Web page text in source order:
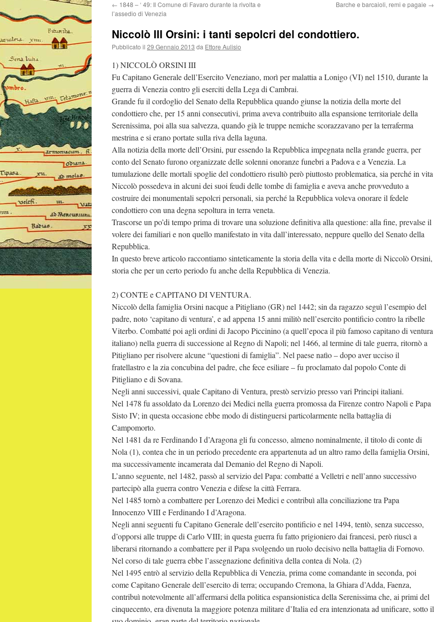
← 1848 – ‘ 49: Il Comune di Favaro durante la rivolta e
l’assedio di Venezia
Barche e barcaioli, remi e pagaie →
Niccolò III Orsini: i tanti sepolcri del condottiero.
Pubblicato il 29 Gennaio 2013 da Ettore Aulisio
1) NICCOLÒ ORSINI III
Fu Capitano Generale dell’Esercito Veneziano, morì per malattia a Lonigo (VI) nel 1510, durante la
guerra di Venezia contro gli eserciti della Lega di Cambrai.
Grande fu il cordoglio del Senato della Repubblica quando giunse la notizia della morte del
condottiero che, per 15 anni consecutivi, prima aveva contribuito alla espansione territoriale della
Serenissima, poi alla sua salvezza, quando già le truppe nemiche scorazzavano per la terraferma
mestrina e si erano portate sulla riva della laguna.
Alla notizia della morte dell’Orsini, pur essendo la Repubblica impegnata nella grande guerra, per
conto del Senato furono organizzate delle solenni onoranze funebri a Padova e a Venezia. La
tumulazione delle mortali spoglie del condottiero risultò però piuttosto problematica, sia perché in vita
Niccolò possedeva in alcuni dei suoi feudi delle tombe di famiglia e aveva anche provveduto a
costruire dei monumentali sepolcri personali, sia perché la Repubblica voleva onorare il fedele
condottiero con una degna sepoltura in terra veneta.
Trascorse un po’di tempo prima di trovare una soluzione definitiva alla questione: alla fine, prevalse il
volere dei familiari e non quello manifestato in vita dall’interessato, neppure quello del Senato della
Repubblica.
In questo breve articolo raccontiamo sinteticamente la storia della vita e della morte di Niccolò Orsini,
storia che per un certo periodo fu anche della Repubblica di Venezia.
2) CONTE e CAPITANO DI VENTURA.
Niccolò della famiglia Orsini nacque a Pitigliano (GR) nel 1442; sin da ragazzo seguì l’esempio del
padre, noto ‘capitano di ventura’, e ad appena 15 anni militò nell’esercito pontificio contro la ribelle
Viterbo. Combatté poi agli ordini di Jacopo Piccinino (a quell’epoca il più famoso capitano di ventura
italiano) nella guerra di successione al Regno di Napoli; nel 1466, al termine di tale guerra, ritornò a
Pitigliano per risolvere alcune “questioni di famiglia”. Nel paese natìo – dopo aver ucciso il
fratellastro e la zia concubina del padre, che fece esiliare – fu proclamato dal popolo Conte di
Pitigliano e di Sovana.
Negli anni successivi, quale Capitano di Ventura, prestò servizio presso vari Principi italiani.
Nel 1478 fu assoldato da Lorenzo dei Medici nella guerra promossa da Firenze contro Napoli e Papa
Sisto IV; in questa occasione ebbe modo di distinguersi particolarmente nella battaglia di
Campomorto.
Nel 1481 da re Ferdinando I d’Aragona gli fu concesso, almeno nominalmente, il titolo di conte di
Nola (1), contea che in un periodo precedente era appartenuta ad un altro ramo della famiglia Orsini,
ma successivamente incamerata dal Demanio del Regno di Napoli.
L’anno seguente, nel 1482, passò al servizio del Papa: combatté a Velletri e nell’anno successivo
partecipò alla guerra contro Venezia e difese la città Ferrara.
Nel 1485 tornò a combattere per Lorenzo dei Medici e contribuì alla conciliazione tra Papa
Innocenzo VIII e Ferdinando I d’Aragona.
Negli anni seguenti fu Capitano Generale dell’esercito pontificio e nel 1494, tentò, senza successo,
d’opporsi alle truppe di Carlo VIII; in questa guerra fu fatto prigioniero dai francesi, però riuscì a
liberarsi ritornando a combattere per il Papa svolgendo un ruolo decisivo nella battaglia di Fornovo.
Nel corso di tale guerra ebbe l’assegnazione definitiva della contea di Nola. (2)
Nel 1495 entrò al servizio della Repubblica di Venezia, prima come comandante in seconda, poi
come Capitano Generale dell’esercito di terra; occupando Cremona, la Ghiara d’Adda, Faenza,
contribuì notevolmente all’affermarsi della politica espansionistica della Serenissima che, ai primi del
cinquecento, era divenuta la maggiore potenza militare d’Italia ed era intenzionata ad unificare, sotto il